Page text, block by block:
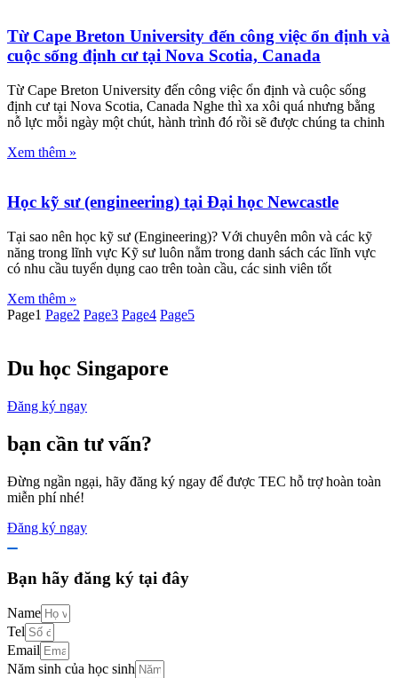
Từ Cape Breton University đến công việc ổn định và
cuộc sống định cư tại Nova Scotia, Canada
Từ Cape Breton University đến công việc ổn định và cuộc sống
định cư tại Nova Scotia, Canada Nghe thì xa xôi quá nhưng bằng
nỗ lực mỗi ngày một chút, hành trình đó rồi sẽ được chúng ta chinh
Xem thêm »
Học kỹ sư (engineering) tại Đại học Newcastle
Tại sao nên học kỹ sư (Engineering)? Với chuyên môn và các kỹ
năng trong lĩnh vực Kỹ sư luôn nằm trong danh sách các lĩnh vực
có nhu cầu tuyển dụng cao trên toàn cầu, các sinh viên tốt
Xem thêm »
Page1 Page2 Page3 Page4 Page5
Du học Singapore
Đăng ký ngay
bạn cần tư vấn?
Đừng ngần ngại, hãy đăng ký ngay để được TEC hỗ trợ hoàn toàn
miễn phí nhé!
Đăng ký ngay
Bạn hãy đăng ký tại đây
Name
Tel
Email
Năm sinh của học sinh